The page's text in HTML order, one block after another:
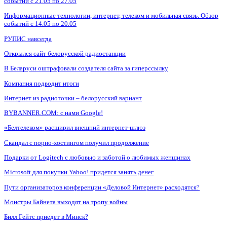
Информационные технологии, интернет, телеком и мобильная связь. Обзор
событий с 14.05 по 20.05
РУПИС навсегда
Открылся сайт белорусской радиостанции
В Беларуси оштрафовали создателя сайта за гиперссылку
Компания подводит итоги
Интернет из радиоточки – белорусский вариант
BYBANNER.COM: c нами Google!
«Белтелеком» расширил внешний интернет-шлюз
Скандал с порно-хостингом получил продолжение
Подарки от Logitech с любовью и заботой о любимых женщинах
Microsoft для покупки Yahoo! придется занять денег
Пути организаторов конференции «Деловой Интернет» расходятся?
Монстры Байнета выходят на тропу войны
Билл Гейтс приедет в Минск?